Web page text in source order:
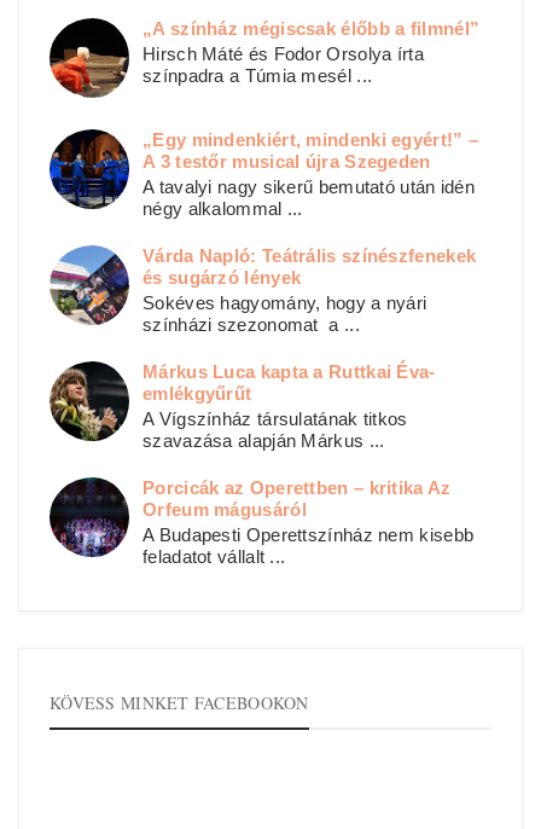
„A színház mégiscsak élőbb a filmnél”
Hirsch Máté és Fodor Orsolya írta
színpadra a Túmia mesél ...
„Egy mindenkiért, mindenki egyért!” –
A 3 testőr musical újra Szegeden
A tavalyi nagy sikerű bemutató után idén
négy alkalommal ...
Várda Napló: Teátrális színészfenekek
és sugárzó lények
Sokéves hagyomány, hogy a nyári
színházi szezonomat a ...
Márkus Luca kapta a Ruttkai Éva-
emlékgyűrűt
A Vígszínház társulatának titkos
szavazása alapján Márkus ...
Porcicák az Operettben – kritika Az
Orfeum mágusáról
A Budapesti Operettszínház nem kisebb
feladatot vállalt ...
KÖVESS MINKET FACEBOOKON